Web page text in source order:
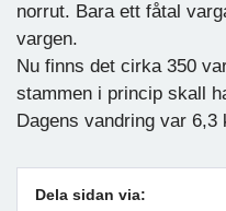
norrut. Bara ett fåtal
vargen.
Nu finns det cirka 350
stammen i princip skall
Dagens vandring var
Dela sidan via: